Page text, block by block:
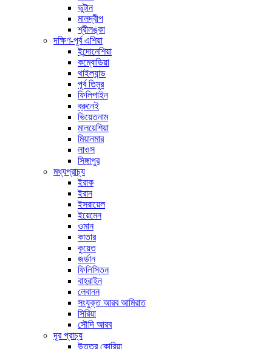
ভুটান
মালদ্বীপ
শ্রীলঙ্কা
দক্ষিণ-পূর্ব এশিয়া
ইন্দোনেশিয়া
কম্বোডিয়া
থাইল্যান্ড
পূর্ব তিমুর
ফিলিপাইন
ব্রুনেই
ভিয়েতনাম
মালয়েশিয়া
মিয়ানমার
লাওস
সিঙ্গাপুর
মধ্যপ্রাচ্য
ইরাক
ইরান
ইসরায়েল
ইয়েমেন
ওমান
কাতার
কুয়েত
জর্ডান
ফিলিস্তিন
বাহরাইন
লেবানন
সংযুক্ত আরব আমিরাত
সিরিয়া
সৌদি আরব
দূর প্রাচ্য
উত্তর কোরিয়া